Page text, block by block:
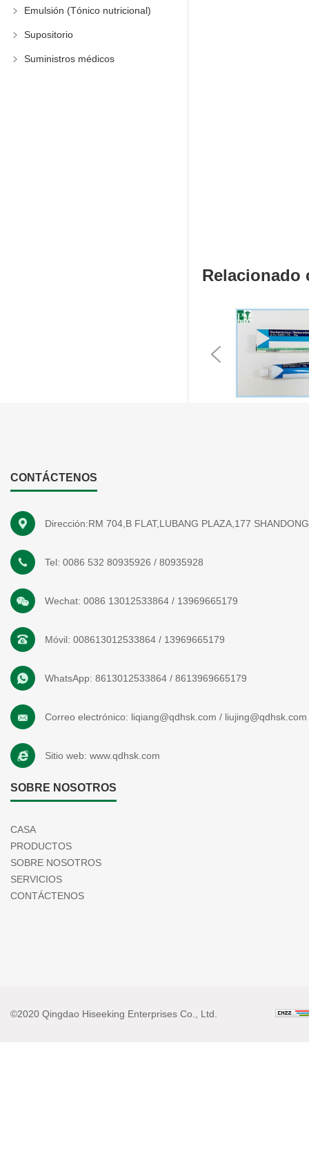
Emulsión (Tónico nutricional)
Supositorio
Suministros médicos
Relacionado
CONTÁCTENOS
Dirección:RM 704,B FLAT,LUBANG PLAZA,177
Tel: 0086 532 80935926 / 80935928
Wechat: 0086 13012533864 / 13969665179
Móvil: 008613012533864 / 13969665179
WhatsApp: 8613012533864 / 8613969665179
Correo electrónico: liqiang@qdhsk.com / liujing@qdhsk.com
Sitio web: www.qdhsk.com
SOBRE NOSOTROS
CASA
PRODUCTOS
SOBRE NOSOTROS
SERVICIOS
CONTÁCTENOS
©2020 Qingdao Hiseeking Enterprises Co., Ltd.